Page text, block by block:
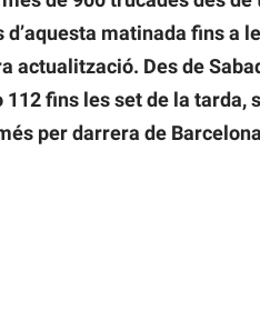
matinada fins a
actualització. Des de
fins les set de la tarda,
per darrera de